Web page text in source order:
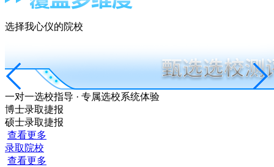
选择我心仪的院校
一对一选校指导 · 专属选校系统体验
博士录取捷报
硕士录取捷报
查看更多
录取院校
查看更多